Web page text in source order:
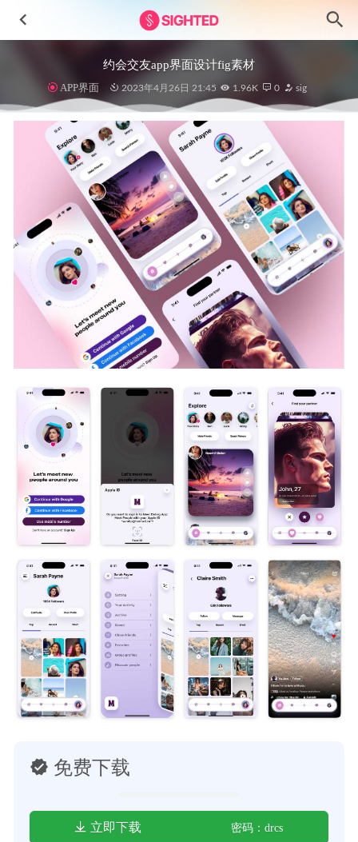
约会交友app界面设计fig素材
APP界面 2023年4月26日 21:45 1.96K 0 sig
免费下载
立即下载 密码：drcs
NFT market dashboard设计 .fig素材
2021-12-26
Romahku房地产应用程序UI套件 2023-07-08
iPhone 14 pro 外卖app 灵动岛UI设计 .fig素材 2022-10-07
VR家居电商app ui .sketch素材 2021-01-07
Scooter 滑板车租用app ui设计 .fig素材 2022-05-04